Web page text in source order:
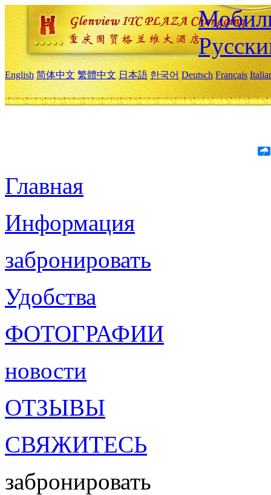
English 简体中文 繁體中文 日本語 한국어 Deutsch Français
Главная
Информация
забронировать
Удобства
ФОТОГРАФИИ
новости
ОТЗЫВЫ
СВЯЖИТЕСЬ
забронировать